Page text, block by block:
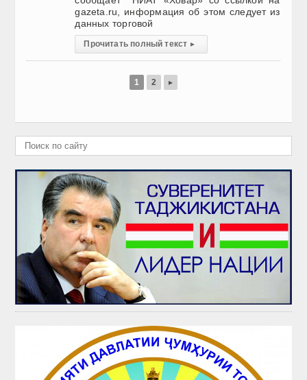
gazeta.ru, информация об этом следует из
данных торговой
Прочитать полный текст ▸
1 2 ▸